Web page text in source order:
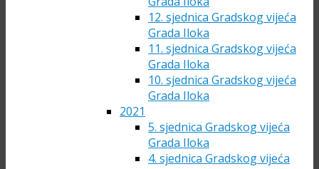
12. sjednica Gradskog vijeća
Grada Iloka
11. sjednica Gradskog vijeća
Grada Iloka
10. sjednica Gradskog vijeća
Grada Iloka
2021
5. sjednica Gradskog vijeća
Grada Iloka
4. sjednica Gradskog vijeća